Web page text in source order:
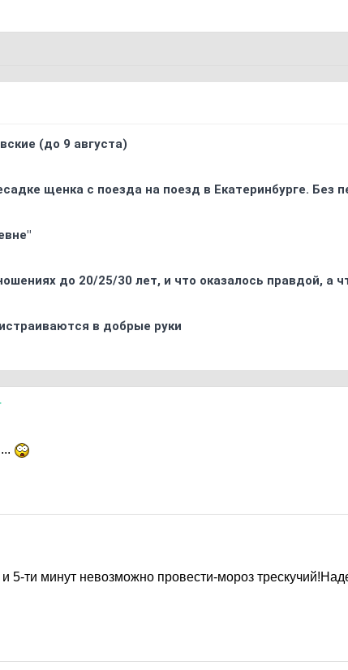
(до 9 августа)
щенка с поезда на поезд в Екатеринбурге. Без
до 20/25/30 лет, и что оказалось правдой, а
в добрые руки
5-ти минут невозможно провести-мороз